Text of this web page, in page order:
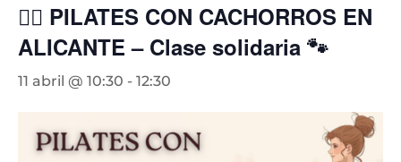
🧘‍♀️ PILATES CON CACHORROS EN
ALICANTE – Clase solidaria 🐾
11 abril @ 10:30 - 12:30